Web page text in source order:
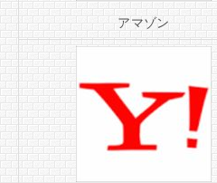
アマゾン